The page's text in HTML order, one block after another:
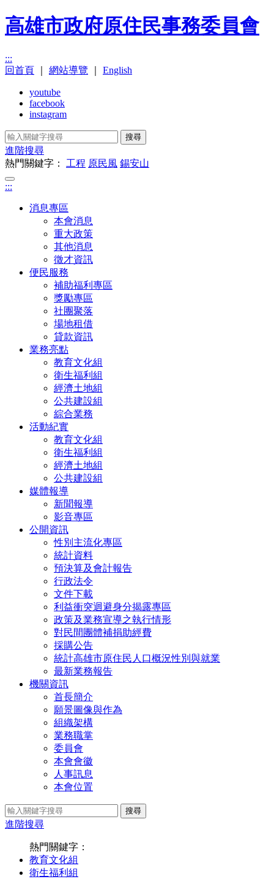
高雄市政府原住民事務委員會
:::
回首頁
網站導覽 English
youtube
facebook
instagram
搜尋
進階搜尋
熱門關鍵字： 工程 原民風 錫安山
:::
消息專區
本會消息
重大政策
其他消息
徵才資訊
便民服務
補助福利專區
獎勵專區
社團聚落
場地租借
貸款資訊
業務亮點
教育文化組
衛生福利組
經濟土地組
公共建設組
綜合業務
活動紀實
教育文化組
衛生福利組
經濟土地組
公共建設組
媒體報導
新聞報導
影音專區
公開資訊
性別主流化專區
統計資料
預決算及會計報告
行政法令
文件下載
利益衝突迴避身分揭露專區
政策及業務宣導之執行情形
對民間團體補捐助經費
採購公告
統計高雄市原住民人口概況性別與就業
最新業務報告
機關資訊
首長簡介
願景圖像與作為
組織架構
業務職掌
委員會
本會會徽
人事訊息
本會位置
搜尋
進階搜尋
熱門關鍵字：
教育文化組
衛生福利組